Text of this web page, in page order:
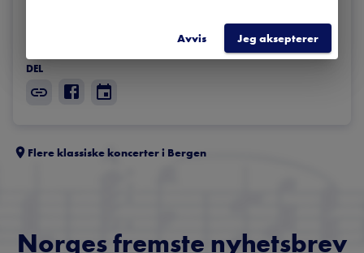
Derfor fikk altså symfonien sitt nummer 4. I dag er det denne
av Schumanns symfonier som blir mest spilt.
DEL
Flere klassiske koncerter i Bergen
Norges fremste nyhetsbrev
Avvis Jeg aksepterer